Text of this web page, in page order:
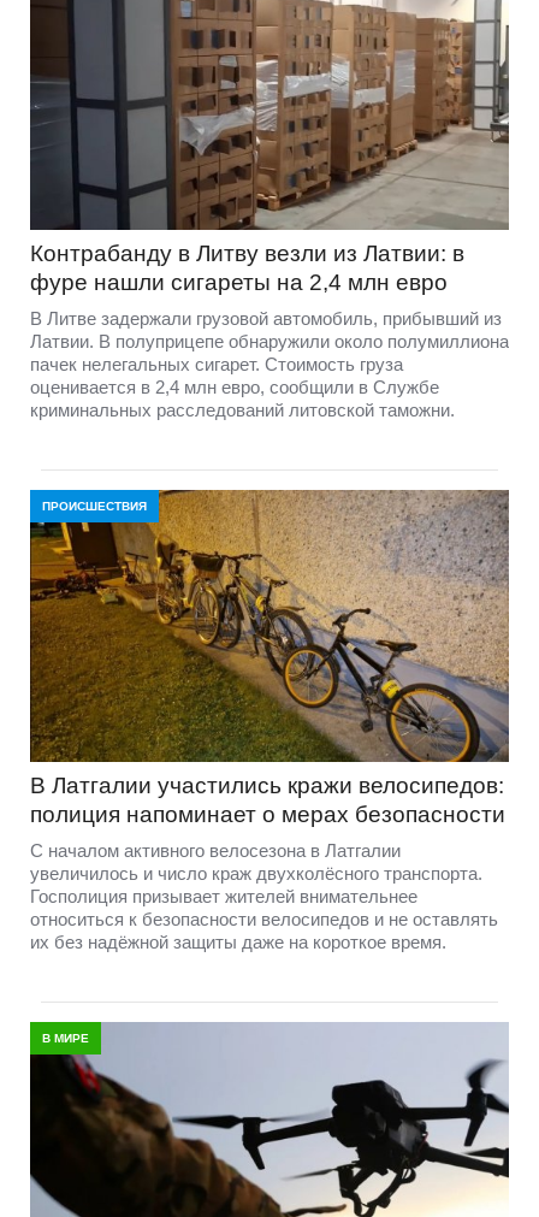
Контрабанду в Литву везли из Латвии: в
фуре нашли сигареты на 2,4 млн евро
В Литве задержали грузовой автомобиль, прибывший из
Латвии. В полуприцепе обнаружили около полумиллиона
пачек нелегальных сигарет. Стоимость груза
оценивается в 2,4 млн евро, сообщили в Службе
криминальных расследований литовской таможни.
ПРОИСШЕСТВИЯ
В Латгалии участились кражи велосипедов:
полиция напоминает о мерах безопасности
С началом активного велосезона в Латгалии
увеличилось и число краж двухколёсного транспорта.
Госполиция призывает жителей внимательнее
относиться к безопасности велосипедов и не оставлять
их без надёжной защиты даже на короткое время.
В МИРЕ